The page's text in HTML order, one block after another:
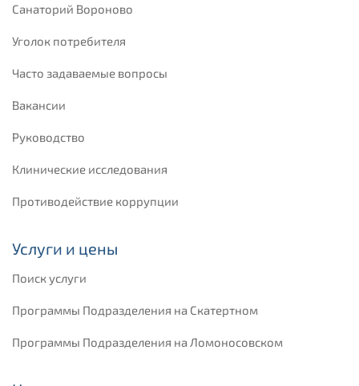
Санаторий Вороново
Уголок потребителя
Часто задаваемые вопросы
Вакансии
Руководство
Клинические исследования
Противодействие коррупции
Услуги и цены
Поиск услуги
Программы Подразделения на Скатертном
Программы Подразделения на Ломоносовском